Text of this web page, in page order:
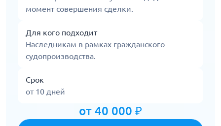
момент совершения сделки.
Для кого подходит
Наследникам в рамках гражданского
судопроизводства.
Срок
от 10 дней
от 40 000 ₽